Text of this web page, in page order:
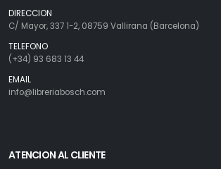
DIRECCION
C/ Mayor, 337 1-2, 08759 Vallirana (Barcelona)
TELEFONO
(+34) 93 683 13 44
EMAIL
info@libreriabosch.com
ATENCION AL CLIENTE